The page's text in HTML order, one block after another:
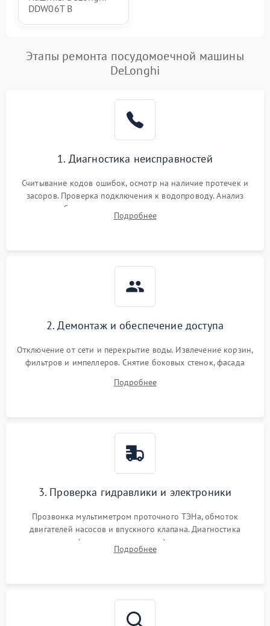
DDW06T B
Этапы ремонта посудомоечной машины
DeLonghi
1. Диагностика неисправностей
Считывание кодов ошибок, осмотр на наличие протечек и
засоров. Проверка подключения к водопроводу. Анализ
жалоб на отсутствие слива, нагрева, вращения
разбрызгивателей или срабатывание системы защиты
Подробнее
2. Демонтаж и обеспечение доступа
Отключение от сети и перекрытие воды. Извлечение корзин,
фильтров и импеллеров. Снятие боковых стенок, фасада
циркуляционному насосу, ТЭНу и сливной помпе.
Подробнее
3. Проверка гидравлики и электроники
Прозвонка мультиметром проточного ТЭНа, обмоток
двигателей насосов и впускного клапана. Диагностика
прессостата (датчика уровня воды), датчика мутности,
концевика дверцы и электронного модуля управления.
Подробнее